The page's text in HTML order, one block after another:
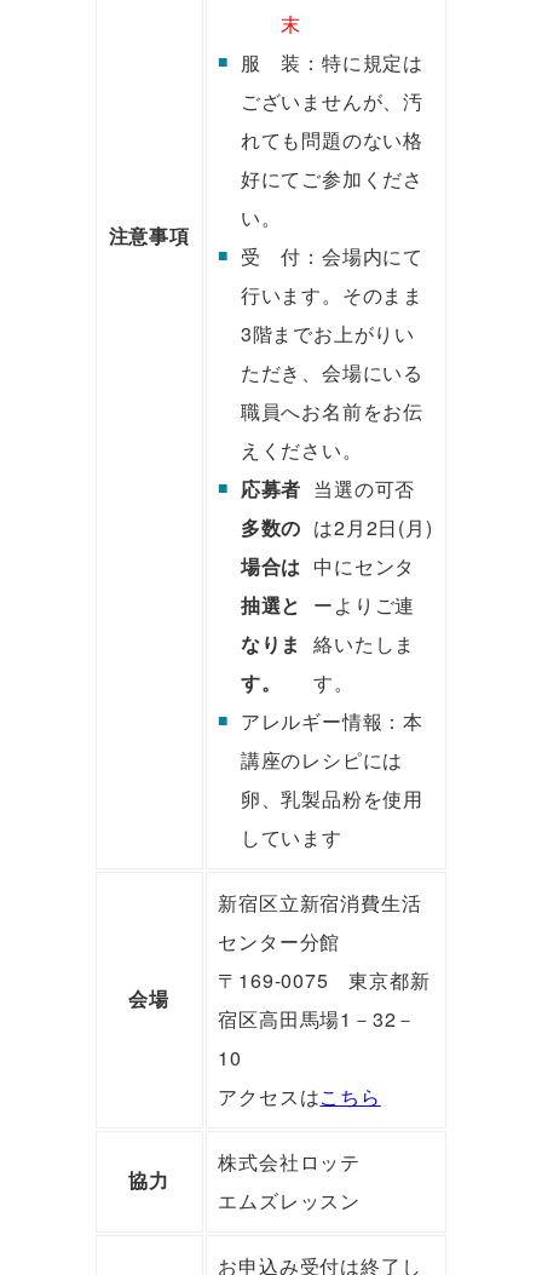
注意事項
末
服 装：特に規定は
ございませんが、汚
れても問題のない格
好にてご参加くださ
い。
受 付：会場内にて
行います。そのまま
3階までお上がりい
ただき、会場にいる
職員へお名前をお伝
えください。
応募者
多数の
場合は
抽選と
なりま
す。
当選の可否
は2月2日(月)
中にセンタ
ーよりご連
絡いたしま
す。
アレルギー情報：本
講座のレシピには
卵、乳製品粉を使用
しています
会場
新宿区立新宿消費生活
センター分館
〒169-0075 東京都新
宿区高田馬場1－32－
10
アクセスはこちら
協力
株式会社ロッテ
エムズレッスン
お申込み受付は終了し